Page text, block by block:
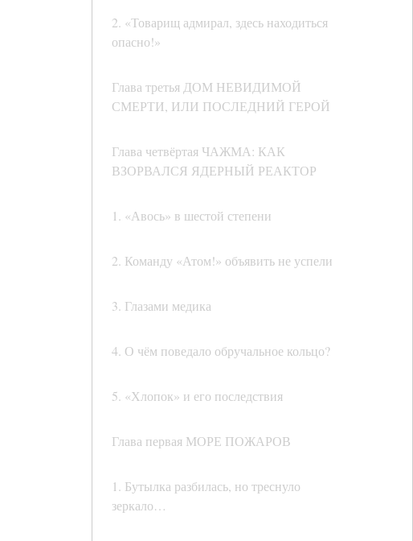
2. «Товарищ адмирал, здесь находиться
опасно!»
Глава третья ДОМ НЕВИДИМОЙ
СМЕРТИ, ИЛИ ПОСЛЕДНИЙ ГЕРОЙ
Глава четвёртая ЧАЖМА: КАК
ВЗОРВАЛСЯ ЯДЕРНЫЙ РЕАКТОР
1. «Авось» в шестой степени
2. Команду «Атом!» объявить не успели
3. Глазами медика
4. О чём поведало обручальное кольцо?
5. «Хлопок» и его последствия
Глава первая МОРЕ ПОЖАРОВ
1. Бутылка разбилась, но треснуло
зеркало…